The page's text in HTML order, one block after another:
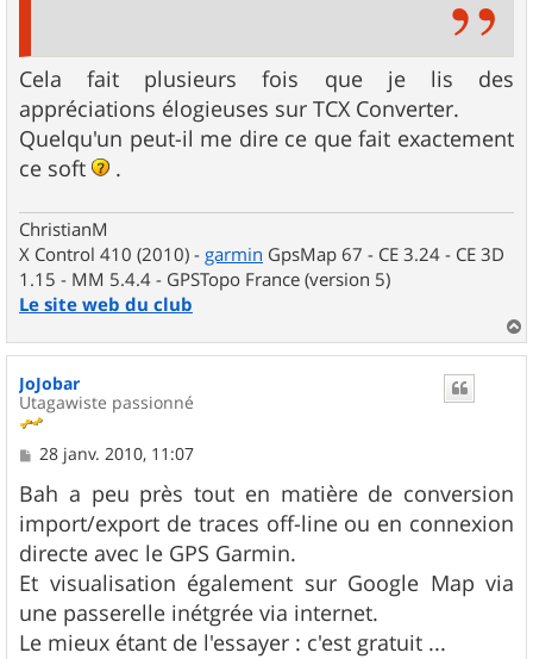
Cela fait plusieurs fois que je lis des
appréciations élogieuses sur TCX Converter.
Quelqu'un peut-il me dire ce que fait exactement
ce soft
.
ChristianM
X Control 410 (2010) - garmin GpsMap 67 - CE 3.24 - CE 3D
1.15 - MM 5.4.4 - GPSTopo France (version 5)
Le site web du club
a
JoJobar
Utagawiste passionné
M
s
s
a
g
e
28 janv. 2010, 11:07
Bah a peu près tout en matière de conversion
import/export de traces off-line ou en connexion
directe avec le GPS Garmin.
Et visualisation également sur Google Map via
une passerelle inétgrée via internet.
Le mieux étant de l'essayer : c'est gratuit ...